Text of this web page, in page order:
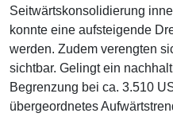
Seitwärtskonsolidierung
konnte eine aufsteigende
werden. Zudem verengten
sichtbar. Gelingt ein
Begrenzung bei ca. 3.510
übergeordnetes